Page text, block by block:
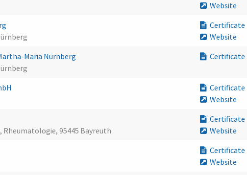
Website
Certificate
Website
Maria Nürnberg
Certificate
Certificate
Website
Rheumatologie, 95445 Bayreuth
Certificate
Website
Certificate
Website